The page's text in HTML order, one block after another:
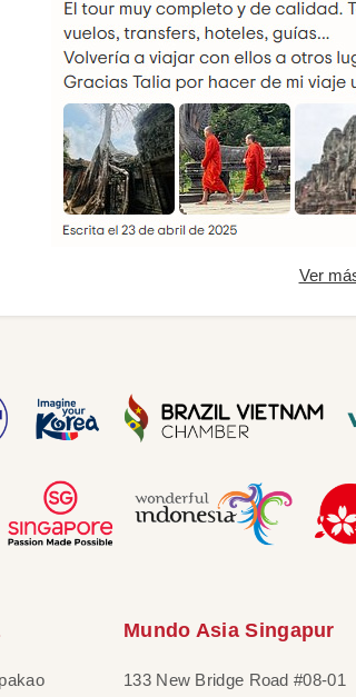
Ver
Mundo Asia Singapur
133 New Bridge Road #08-01